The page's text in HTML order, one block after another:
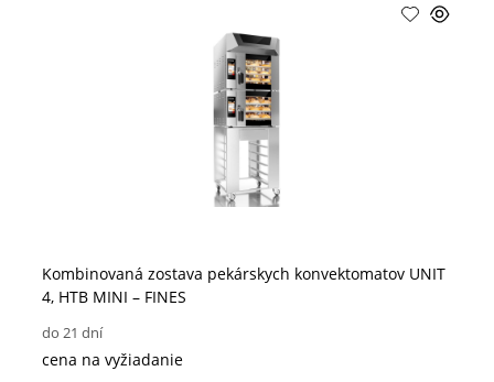
Kombinovaná zostava pekárskych konvektomatov UNIT
4, HTB MINI – FINES
do 21 dní
cena na vyžiadanie